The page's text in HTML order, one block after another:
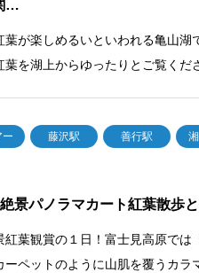
…
葉が楽しめるいといわれる亀山湖
葉を湖上からゆったりとご覧くだ
ー 藤沢駅 善行駅
景パノラマカート紅葉散歩
紅葉観賞の１日！富士見高原では
ーペットのように山肌を覆うカラ